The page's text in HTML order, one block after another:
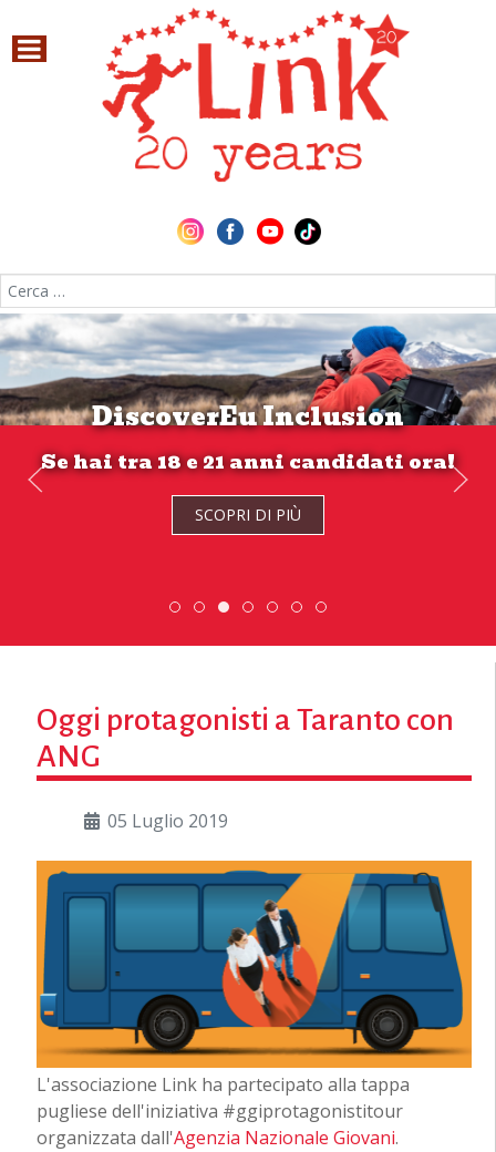
Cerca nel sito
DiscoverEu Inclusion
Se hai tra 18 e 21 anni candidati ora!
SCOPRI DI PIÙ
ESC » Volontariato internazionale
DiscoverEu Inclusion
Scambio Giovanile » 19 - 28
Scopri dove sono i nostri
Oggi protagonisti a Taranto con
ANG
05 Luglio 2019
L'associazione Link ha partecipato alla tappa
pugliese dell'iniziativa #ggiprotagonistitour
organizzata dall'Agenzia Nazionale Giovani.